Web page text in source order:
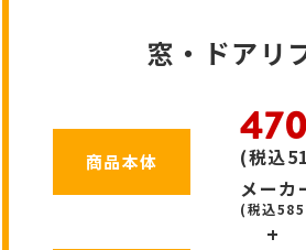
窓・ドアリ
商品本体
(税込
メー
(税込
+